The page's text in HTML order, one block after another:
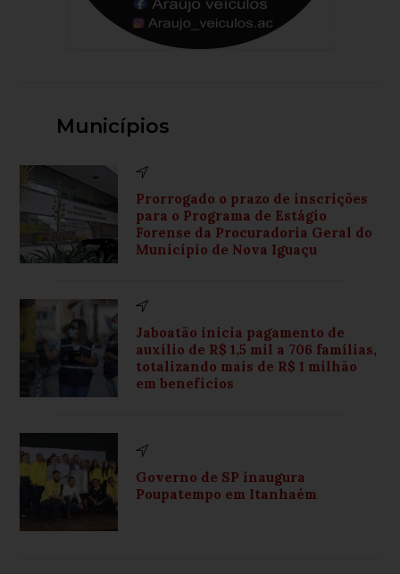
Municípios
Prorrogado o prazo de inscrições
para o Programa de Estágio
Forense da Procuradoria Geral do
Município de Nova Iguaçu
Jaboatão inicia pagamento de
auxílio de R$ 1,5 mil a 706 famílias,
totalizando mais de R$ 1 milhão
em benefícios
Governo de SP inaugura
Poupatempo em Itanhaém